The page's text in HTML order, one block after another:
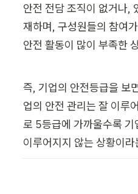
안전 전담 조직이 없거나,
재하며, 구성원들의 참여
안전 활동이 많이 부족한
즉, 기업의 안전등급을 보
업의 안전 관리는 잘 이루
로 5등급에 가까울수록
이루어지지 않는 상황이